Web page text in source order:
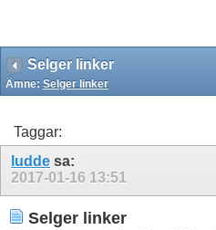
Selger linker
Ämne: Selger linker
Taggar:
ludde sa:
2017-01-16 13:51
Selger linker